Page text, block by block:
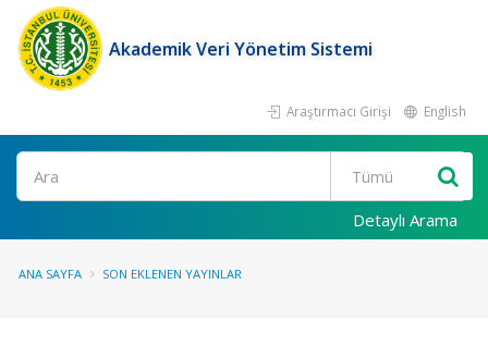
Akademik Veri Yönetim Sistemi
Araştırmacı Girişi English
Ara
Detaylı Arama
ANA SAYFA SON EKLENEN YAYINLAR